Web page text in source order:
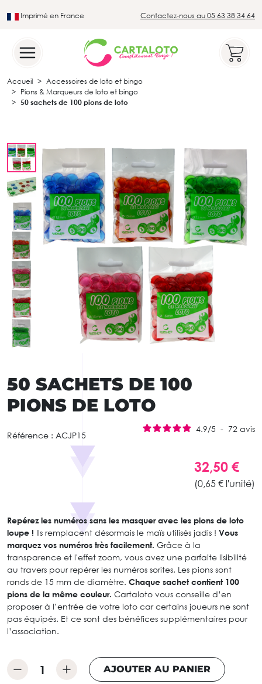
Imprimé en France Contactez-nous au 05 63 38 34 64
Accueil
Accessoires de loto et bingo
Pions & Marqueurs de loto et bingo
50 sachets de 100 pions de loto
50 SACHETS DE 100
PIONS DE LOTO
Référence : ACJP15
4.9/5 - 72 avis
32,50 €
(0,65 € l'unité)
Repérez les numéros sans les masquer avec les pions de loto
loupe ! Ils remplacent désormais le maïs utilisés jadis ! Vous
marquez vos numéros très facilement. Grâce à la
transparence et l'effet zoom, vous avez une parfaite lisibilité
au travers pour repérer les numéros sorites. Les pions sont
ronds de 15 mm de diamètre. Chaque sachet contient 100
pions de la même couleur. Cartaloto vous conseille d’en
proposer à l’entrée de votre loto car certains joueurs ne sont
pas équipés. Et ce sont des bénéfices supplémentaires pour
l’association.
AJOUTER AU PANIER